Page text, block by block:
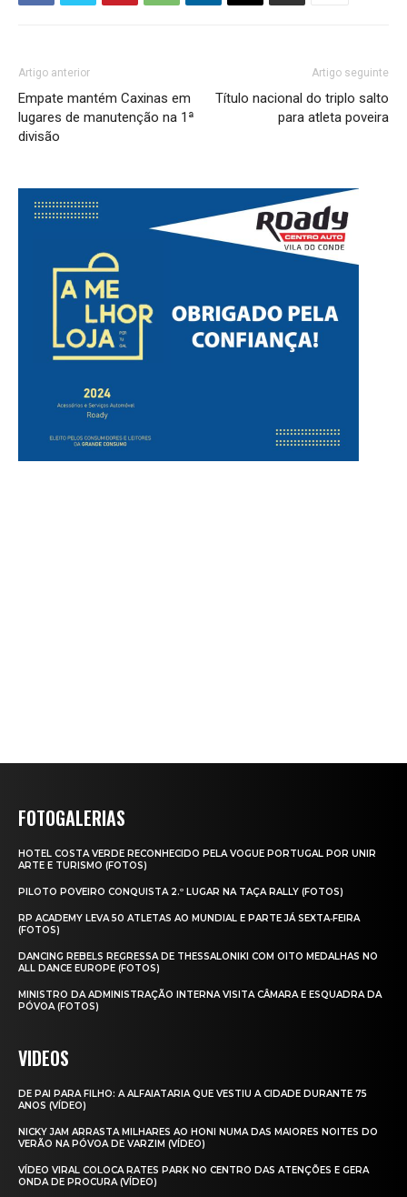
Artigo anterior
Empate mantém Caxinas em
lugares de manutenção na 1ª
divisão
Artigo seguinte
Título nacional do triplo salto
para atleta poveira
FOTOGALERIAS
HOTEL COSTA VERDE RECONHECIDO PELA VOGUE PORTUGAL POR UNIR
ARTE E TURISMO (FOTOS)
PILOTO POVEIRO CONQUISTA 2.º LUGAR NA TAÇA RALLY (FOTOS)
RP ACADEMY LEVA 50 ATLETAS AO MUNDIAL E PARTE JÁ SEXTA‑FEIRA
(FOTOS)
DANCING REBELS REGRESSA DE THESSALONIKI COM OITO MEDALHAS NO
ALL DANCE EUROPE (FOTOS)
MINISTRO DA ADMINISTRAÇÃO INTERNA VISITA CÂMARA E ESQUADRA DA
PÓVOA (FOTOS)
VIDEOS
DE PAI PARA FILHO: A ALFAIATARIA QUE VESTIU A CIDADE DURANTE 75
ANOS (VÍDEO)
NICKY JAM ARRASTA MILHARES AO HONI NUMA DAS MAIORES NOITES DO
VERÃO NA PÓVOA DE VARZIM (VÍDEO)
VÍDEO VIRAL COLOCA RATES PARK NO CENTRO DAS ATENÇÕES E GERA
ONDA DE PROCURA (VÍDEO)